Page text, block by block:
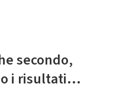
secondo,
i risultati...